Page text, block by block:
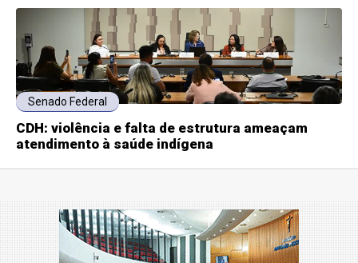
Senado Federal
CDH: violência e falta de estrutura ameaçam
atendimento à saúde indígena